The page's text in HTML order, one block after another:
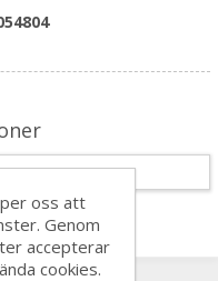
1
oss att
Genom
accepterar
cookies.